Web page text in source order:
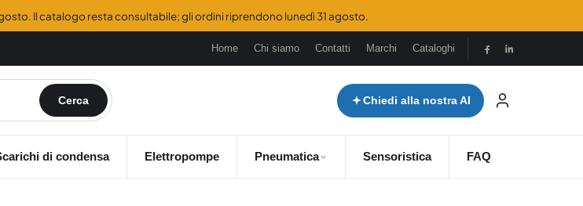
Il catalogo resta consultabile; gli ordini riprendono lunedì 31 agosto.
Home Chi siamo Contatti Marchi Cataloghi
Cerca Chiedi alla nostra AI
di condensa Elettropompe Pneumatica Sensoristica FAQ